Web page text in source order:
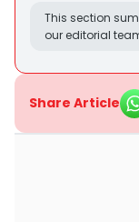
This section
our editorial
Share Article